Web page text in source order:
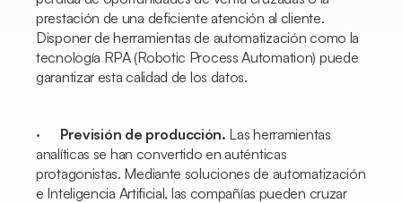
prestación de una deficiente atención al cliente.
Disponer de herramientas de automatización como la
tecnología RPA (Robotic Process Automation) puede
garantizar esta calidad de los datos.
· Previsión de producción. Las herramientas
analíticas se han convertido en auténticas
protagonistas. Mediante soluciones de automatización
e Inteligencia Artificial, las compañías pueden cruzar